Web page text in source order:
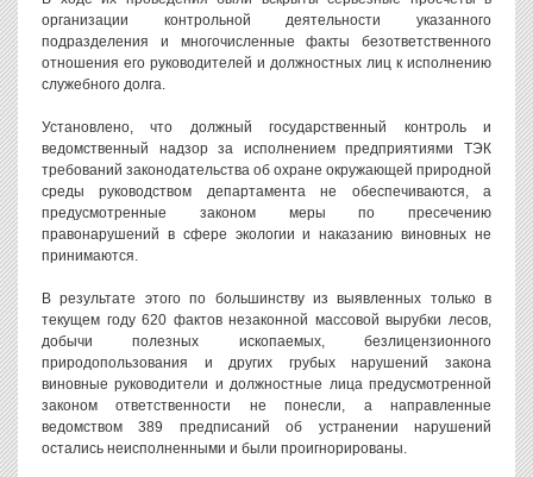
организации контрольной деятельности указанного
подразделения и многочисленные факты безответственного
отношения его руководителей и должностных лиц к исполнению
служебного долга.
Установлено, что должный государственный контроль и
ведомственный надзор за исполнением предприятиями ТЭК
требований законодательства об охране окружающей природной
среды руководством департамента не обеспечиваются, а
предусмотренные законом меры по пресечению
правонарушений в сфере экологии и наказанию виновных не
принимаются.
В результате этого по большинству из выявленных только в
текущем году 620 фактов незаконной массовой вырубки лесов,
добычи полезных ископаемых, безлицензионного
природопользования и других грубых нарушений закона
виновные руководители и должностные лица предусмотренной
законом ответственности не понесли, а направленные
ведомством 389 предписаний об устранении нарушений
остались неисполненными и были проигнорированы.